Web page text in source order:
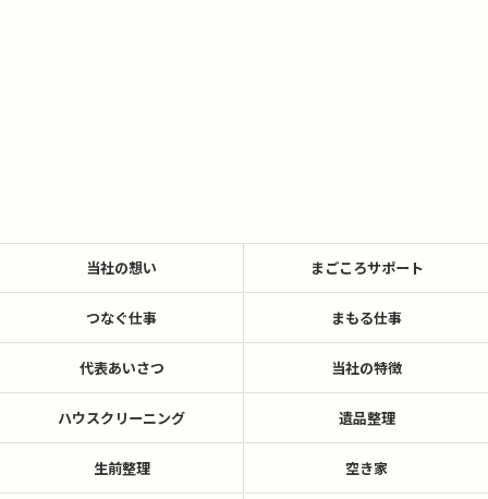
当社の想い まごころサポート
つなぐ仕事 まもる仕事
代表あいさつ 当社の特徴
ハウスクリーニング 遺品整理
生前整理 空き家